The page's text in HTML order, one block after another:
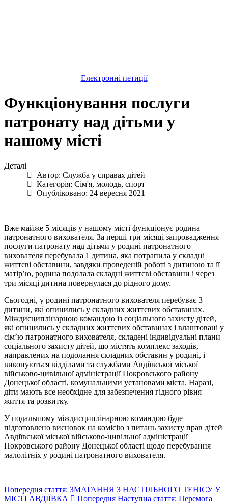
Електронні петиції
Функціонування послуги
патронату над дітьми у
нашому місті
Деталі
Автор: Служба у справах дітей
Категорія: Сім'я, молодь, спорт
Опубліковано: 24 вересня 2021
Вже майже 5 місяців у нашому місті функціонує родина
патронатного вихователя. За перші три місяці запровадження
послуги патронату над дітьми у родині патронатного
вихователя перебувала 1 дитина, яка потрапила у складні
життєві обставини, завдяки проведеній роботі з дитиною та її
матірʼю, родина подолала складні життєві обставини і через
три місяці дитина повернулася до рідного дому.
Сьогодні, у родині патронатного вихователя перебуває 3
дитини, які опинились у складних життєвих обставинах.
Міждисциплінарною командою із соціального захисту дітей,
які опинились у складних життєвих обставинах і влаштовані у
сім’ю патронатного вихователя, складені індивідуальні плани
соціального захисту дітей, що містять комплекс заходів,
направлених на подолання складних обставин у родині, і
виконуються відділами та службами Авдіївської міської
військово-цивільної адміністрації Покровського району
Донецької області, комунальними установами міста. Наразі,
діти мають все необхідне для забезпечення гідного рівня
життя та розвитку.
У подальшому міждисциплінарною командою буде
підготовлено висновок на комісію з питань захисту прав дітей
Авдіївської міської військово-цивільної адміністрації
Покровського району Донецької області щодо перебування
малолітніх у родині патронатного вихователя.
Попередня стаття: ЗМАГАННЯ З НАСТІЛЬНОГО ТЕНІСУ У
МІСТІ АВДІЇВКА
Попередня Наступна стаття: Перемога